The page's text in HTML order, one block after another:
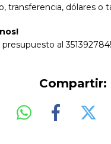
transferencia, dólares o
al
Compartir: